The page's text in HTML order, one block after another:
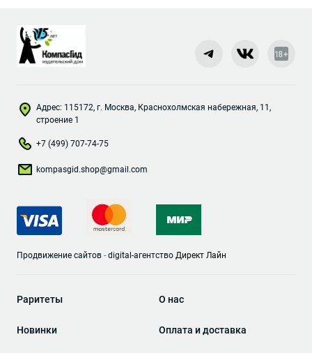
Раритеты
Новинки
О нас
Оплата и доставка
Адрес: 115172, г. Москва, Краснохолмская набережная, 11,
строение 1
+7 (499) 707-74-75
kompasgid.shop@gmail.com
Продвижение сайтов - digital-агентство Директ Лайн